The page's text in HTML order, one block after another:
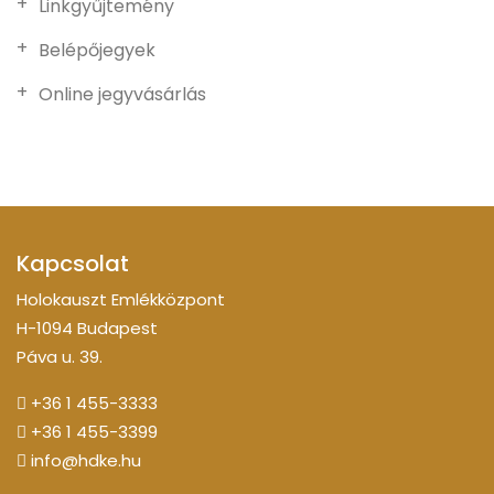
Linkgyűjtemény
Belépőjegyek
Online jegyvásárlás
Kapcsolat
Holokauszt Emlékközpont
H-1094 Budapest
Páva u. 39.
+36 1 455-3333
+36 1 455-3399
info@hdke.hu